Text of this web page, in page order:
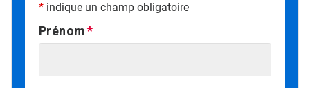
* indique un champ obligatoire
Prénom